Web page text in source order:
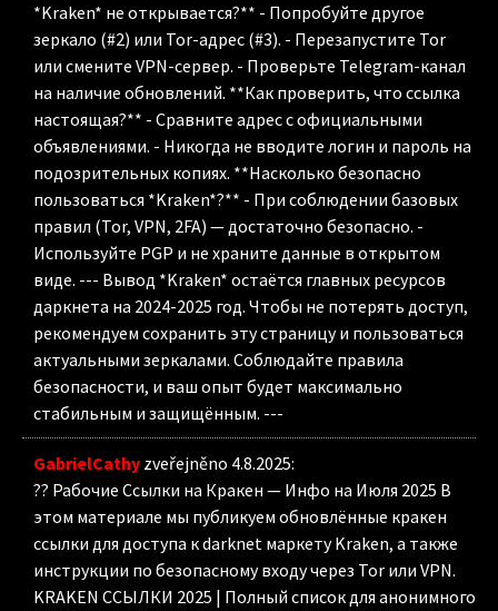
*Kraken* не открывается?** - Попробуйте другое
зеркало (#2) или Tor-адрес (#3). - Перезапустите Tor
или смените VPN-сервер. - Проверьте Telegram-канал
на наличие обновлений. **Как проверить, что ссылка
настоящая?** - Сравните адрес с официальными
объявлениями. - Никогда не вводите логин и пароль на
подозрительных копиях. **Насколько безопасно
пользоваться *Kraken*?** - При соблюдении базовых
правил (Tor, VPN, 2FA) — достаточно безопасно. -
Используйте PGP и не храните данные в открытом
виде. --- Вывод *Kraken* остаётся главных ресурсов
даркнета на 2024-2025 год. Чтобы не потерять доступ,
рекомендуем сохранить эту страницу и пользоваться
актуальными зеркалами. Соблюдайте правила
безопасности, и ваш опыт будет максимально
стабильным и защищённым. ---
GabrielCathy zveřejněno 4.8.2025:
?? Рабочие Ссылки на Кракен — Инфо на Июля 2025 В
этом материале мы публикуем обновлённые кракен
ссылки для доступа к darknet маркету Kraken, а также
инструкции по безопасному входу через Tor или VPN.
KRAKEN ССЫЛКИ 2025 | Полный список для анонимного